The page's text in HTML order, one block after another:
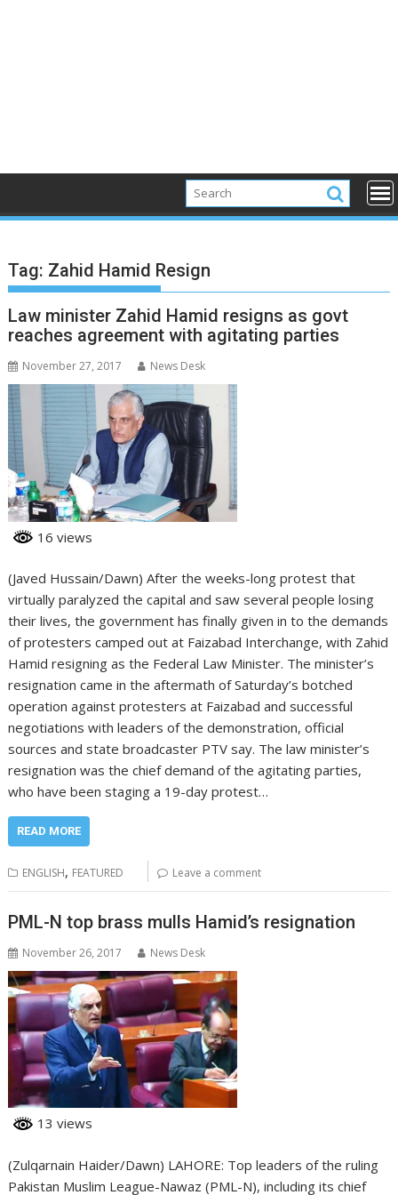
Tag: Zahid Hamid Resign
Law minister Zahid Hamid resigns as govt
reaches agreement with agitating parties
November 27, 2017 News Desk
16 views
(Javed Hussain/Dawn) After the weeks-long protest that
virtually paralyzed the capital and saw several people losing
their lives, the government has finally given in to the demands
of protesters camped out at Faizabad Interchange, with Zahid
Hamid resigning as the Federal Law Minister. The minister’s
resignation came in the aftermath of Saturday’s bot­ched
operation against protesters at Faizabad and successful
negotiations with leaders of the demonstration, official
sources and state broadcaster PTV say. The law minister’s
resignation was the chief demand of the agitating parties,
who have been staging a 19-day protest…
READ MORE
ENGLISH, FEATURED Leave a comment
PML-N top brass mulls Hamid’s resignation
November 26, 2017 News Desk
13 views
(Zulqarnain Haider/Dawn) LAHORE: Top leaders of the ruling
Pakistan Muslim League-Nawaz (PML-N), including its chief